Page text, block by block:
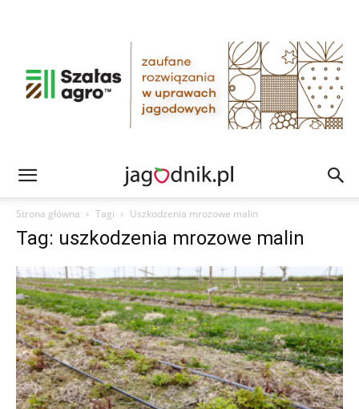
Strona główna Tagi Uszkodzenia mrozowe malin
Tag: uszkodzenia mrozowe malin